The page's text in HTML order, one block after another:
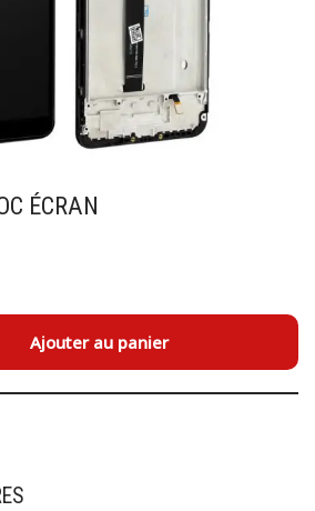
ÉCRAN
Ajouter au panier